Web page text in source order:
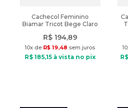
Cachecol Feminino
Biamar Tricot Bege Claro
R$ 194,89
10x de R$ 19,48 sem juros
R$ 185,15à vista no pix
10
R$